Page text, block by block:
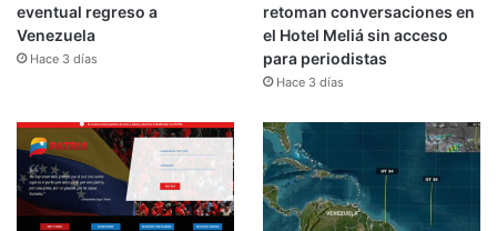
eventual regreso a
Venezuela
Hace 3 días
retoman conversaciones en
el Hotel Meliá sin acceso
para periodistas
Hace 3 días